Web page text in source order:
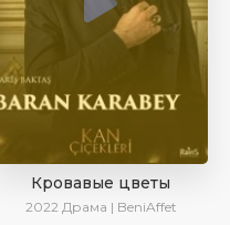
Кровавые цветы
2022 Драма | BeniAffet